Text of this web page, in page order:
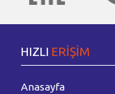
HIZLI ERİŞİM
Anasayfa